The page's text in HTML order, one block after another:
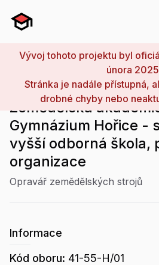
Vývoj tohoto projektu byl
února
Stránka je nadále přístupná,
drobné chyby nebo
Zemědělská
Gymnázium Hořice -
vyšší odborná škola,
organizace
Opravář zemědělských strojů
Informace
Kód oboru: 41-55-H/01